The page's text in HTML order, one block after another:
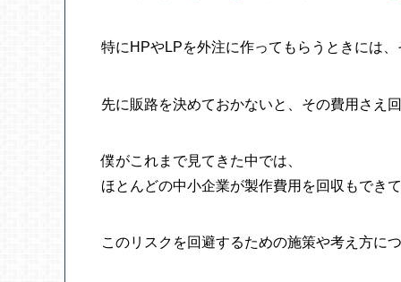
特にHPやLPを外注に作ってもらうときには
先に販路を決めておかないと、その費用さえ
僕がこれまで見てきた中では、
ほとんどの中小企業が製作費用を回収もでき
このリスクを回避するための施策や考え方に